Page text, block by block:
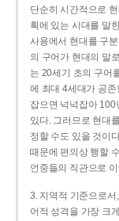
단순히 시간적으로
획에 있는 시대를 말
사용에서 현대를 구
의 구어가 현대의 말
는 20세기 초의 구어
에 최대 4세대가 공
잡으면 넉넉잡아 100
있다. 그러므로 현대
정할 수도 있을 것이
때문에 편의상 행할
언중들의 직관으로
3. 지역적 기준으로
어적 성격을 가장 크